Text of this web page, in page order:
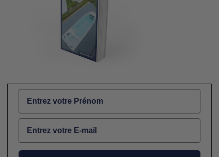
Name
Email